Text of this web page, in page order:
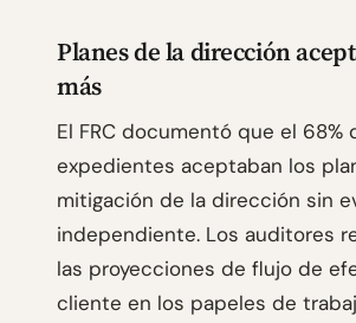
Planes de la dirección
más
El FRC documentó que el 68%
expedientes aceptaban los
mitigación de la dirección sin
independiente. Los auditores
las proyecciones de flujo de
cliente en los papeles de